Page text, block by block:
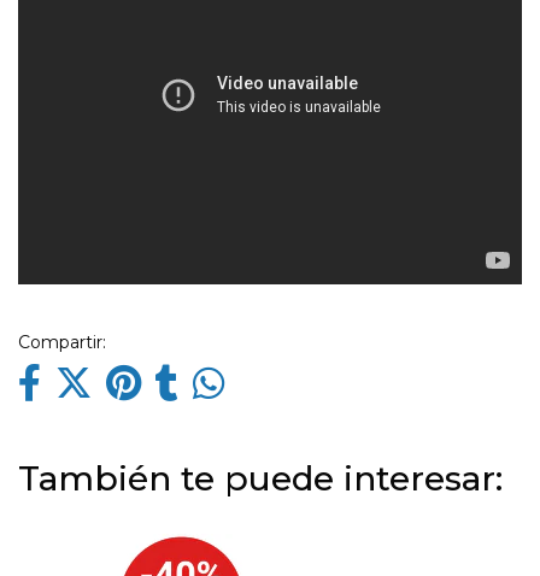
Compartir:
También te puede interesar: